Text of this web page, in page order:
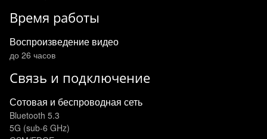
Время работы
Воспроизведение видео
до 26 часов
Связь и подключение
Сотовая и беспроводная сеть
Bluetooth 5.3
5G (sub‑6 GHz)